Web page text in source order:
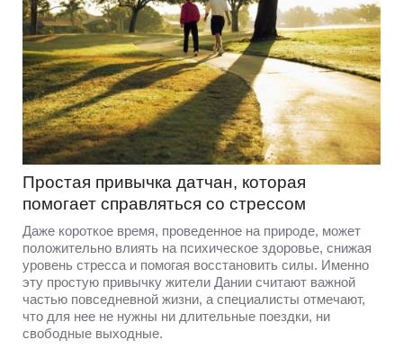
Простая привычка датчан, которая
помогает справляться со стрессом
Даже короткое время, проведенное на природе, может
положительно влиять на психическое здоровье, снижая
уровень стресса и помогая восстановить силы. Именно
эту простую привычку жители Дании считают важной
частью повседневной жизни, а специалисты отмечают,
что для нее не нужны ни длительные поездки, ни
свободные выходные.